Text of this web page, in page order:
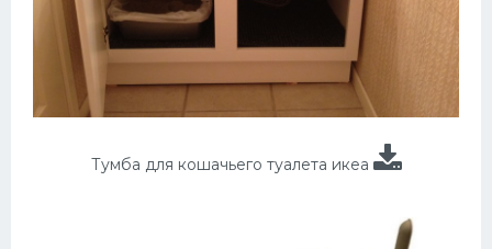
Тумба для кошачьего туалета икеа